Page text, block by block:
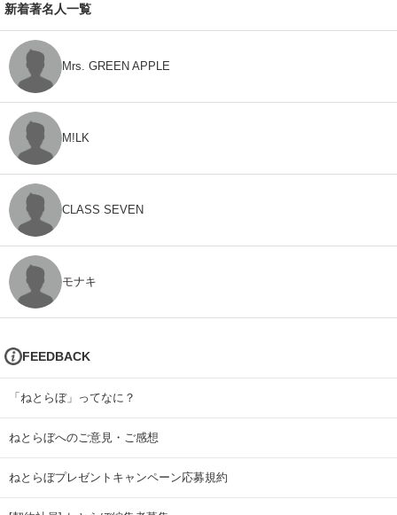
新着著名人一覧
Mrs. GREEN APPLE
M!LK
CLASS SEVEN
モナキ
FEEDBACK
「ねとらぼ」ってなに？
ねとらぼへのご意見・ご感想
ねとらぼプレゼントキャンペーン応募規約